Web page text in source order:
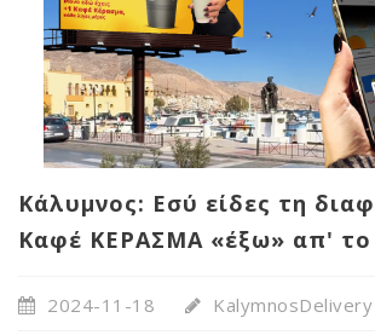
Κάλυμνος: Εσύ είδες τη
Καφέ ΚΕΡΑΣΜΑ «έξω» απ' το
2024-11-18 KalymnosDelivery